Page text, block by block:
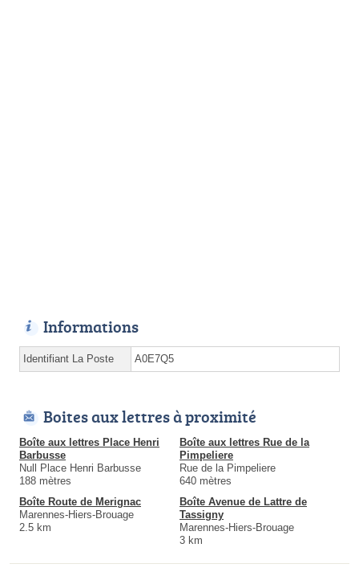
Informations
Identifiant La Poste A0E7Q5
Boites aux lettres à proximité
Boîte aux lettres Place Henri
Barbusse
Null Place Henri Barbusse
188 mètres
Boîte aux lettres Rue de la
Pimpeliere
Rue de la Pimpeliere
640 mètres
Boîte Route de Merignac
Marennes-Hiers-Brouage
2.5 km
Boîte Avenue de Lattre de
Tassigny
Marennes-Hiers-Brouage
3 km